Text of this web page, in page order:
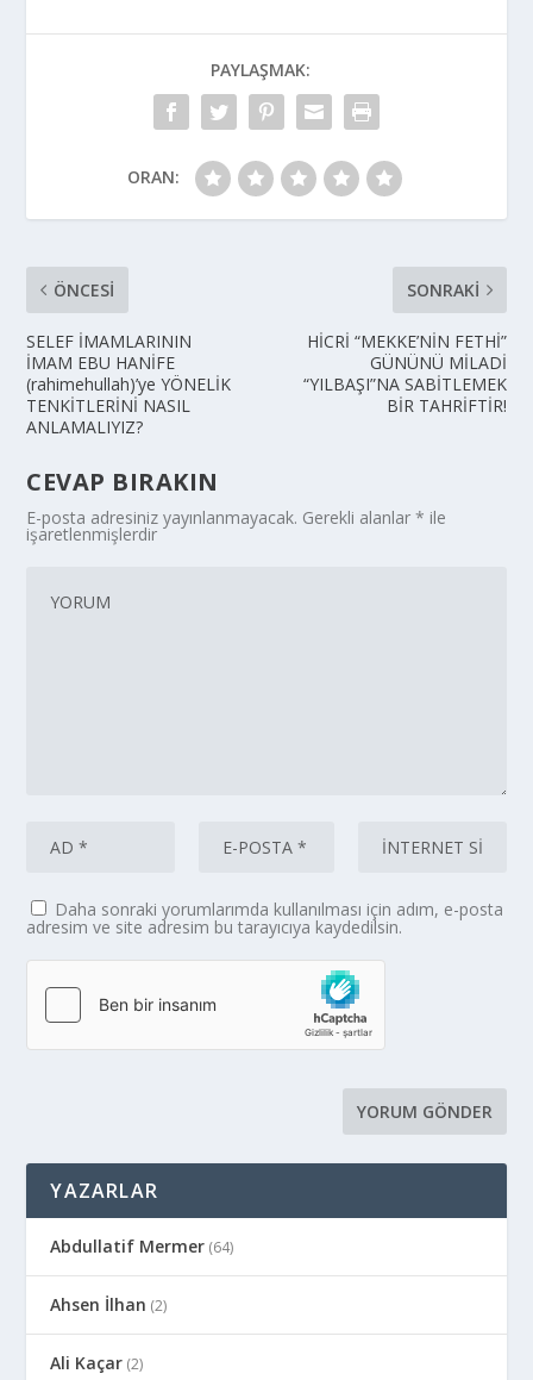
PAYLAŞMAK:
ORAN:
ÖNCESI
SELEF İMAMLARININ
İMAM EBU HANİFE
(rahimehullah)’ye YÖNELİK
TENKİTLERİNİ NASIL
ANLAMALIYIZ?
SONRAKI
HİCRİ “MEKKE’NİN FETHİ”
GÜNÜNÜ MİLADİ
“YILBAŞI”NA SABİTLEMEK
BİR TAHRİFTİR!
CEVAP BIRAKIN
E-posta adresiniz yayınlanmayacak. Gerekli alanlar* ile
işaretlenmişlerdir
Daha sonraki yorumlarımda kullanılması için adım, e-posta
adresim ve site adresim bu tarayıcıya kaydedilsin.
YAZARLAR
Abdullatif Mermer (64)
Ahsen İlhan (2)
Ali Kaçar (2)